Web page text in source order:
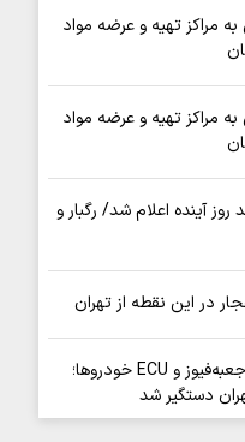
مراکز تهیه و عرضه مواد
مراکز تهیه و عرضه مواد
آینده اعلام شد/ رگبار و
در این نقطه از تهران
پایان جولان سارق وایرال‌شده جعبه‌فیوز و ECU خودروها؛
دستگیر شد